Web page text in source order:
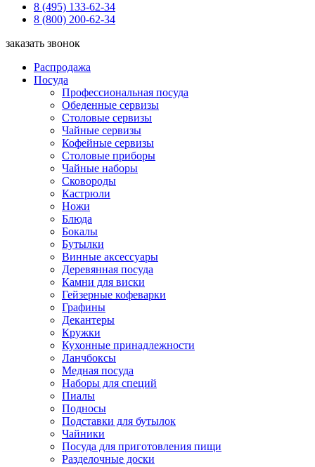
8 (495) 133-62-34
8 (800) 200-62-34
заказать звонок
Распродажа
Посуда
Профессиональная посуда
Обеденные сервизы
Столовые сервизы
Чайные сервизы
Кофейные сервизы
Столовые приборы
Чайные наборы
Сковороды
Кастрюли
Ножи
Блюда
Бокалы
Бутылки
Винные аксессуары
Деревянная посуда
Камни для виски
Гейзерные кофеварки
Графины
Декантеры
Кружки
Кухонные принадлежности
Ланчбоксы
Медная посуда
Наборы для специй
Пиалы
Подносы
Подставки для бутылок
Чайники
Посуда для приготовления пищи
Разделочные доски